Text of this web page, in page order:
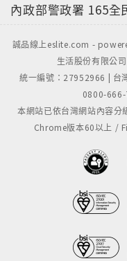
內政部警政署 165全
誠品線上eslite.com -
生活股份有限公
統一編號：27952966 | 台
0800-
本網站已依台灣網站內容
Chrome版本60以上 /